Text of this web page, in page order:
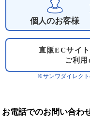
個人のお客様
直販ECサイ
ご利
※サンワダイレクト
お電話でのお問い合わ